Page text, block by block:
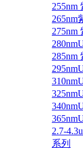
255nm
265nm
275nm
285nm
2.7-
系列